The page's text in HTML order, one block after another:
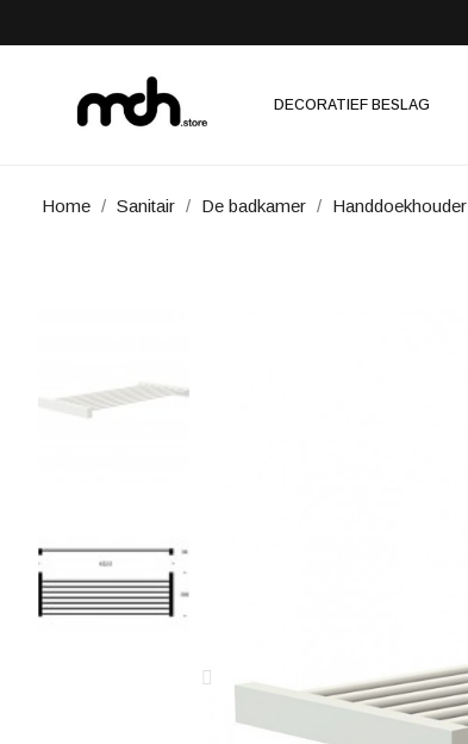
DECORATIEF BESLAG
Home Sanitair De badkamer Handdoekhouder